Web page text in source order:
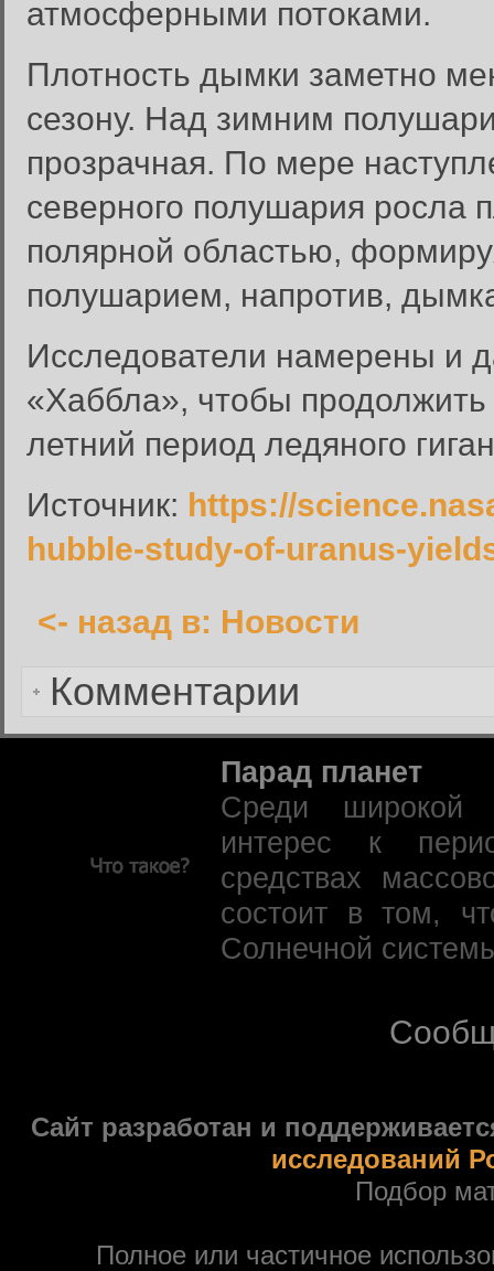
атмосферными потоками.
Плотность дымки заметно
сезону. Над зимним
прозрачная. По мере
северного полушария росла
полярной областью,
полушарием, напротив,
Исследователи намерены и
«Хаббла», чтобы
летний период ледяного
Источник: https://
hubble-study-of-uranus-
<- назад в: Новости
Комментарии
Вход в систему
Введите имя пользователя и
Вход в систему
Забыли пароль?
Парад планет
Среди широкой
интерес к
средствах
состоит в том,
Солнечной
Сайт разработан и
исследований
Подбор
Полное или частичное